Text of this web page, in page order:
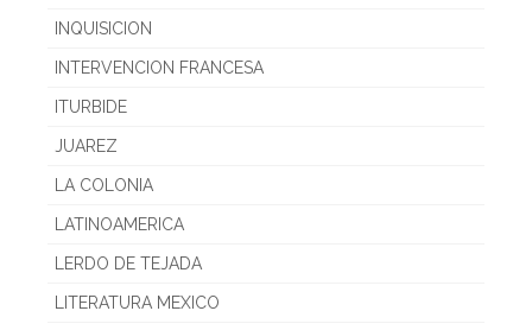
INQUISICION
INTERVENCION FRANCESA
ITURBIDE
JUAREZ
LA COLONIA
LATINOAMERICA
LERDO DE TEJADA
LITERATURA MEXICO